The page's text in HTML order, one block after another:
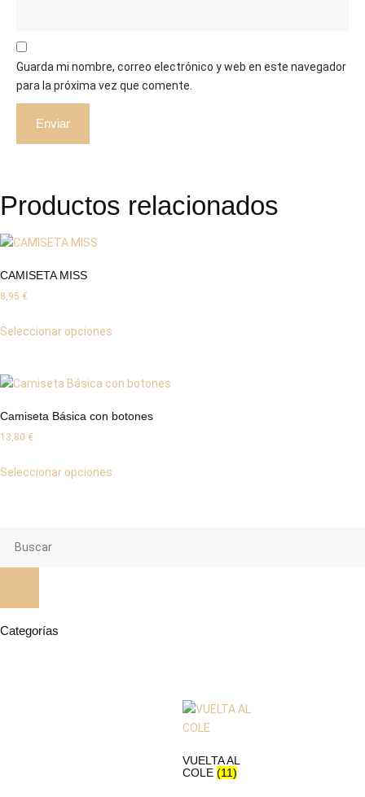
Guarda mi nombre, correo electrónico y web en este navegador
para la próxima vez que comente.
Productos relacionados
CAMISETA MISS
8,95 €
Seleccionar opciones
Camiseta Básica con botones
13,80 €
Seleccionar opciones
Categorías
VUELTA AL
COLE (11)